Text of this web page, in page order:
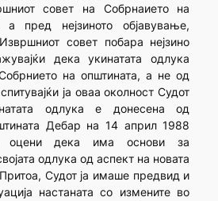
совет на Собрнаието на
пред нејзиното објавување,
совет побара нејзино
дека укинатата одлука
на општината, а не од
ја оваа околност Судот
одлука е донесена од
Дебар на 14 април 1988
оцени дека има основи за
одлука од аспект на новата
Судот ја имаше предвид и
настаната со измените во